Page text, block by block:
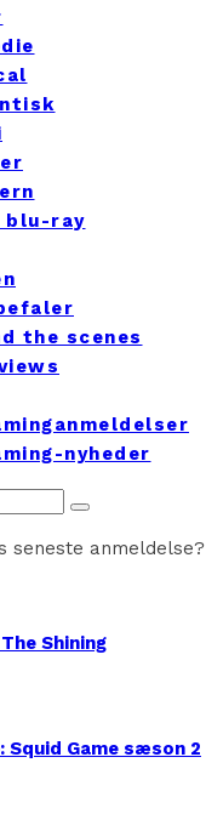
blu-ray
the scenes
nyheder
seneste anmeldelse?
Shining
Squid Game sæson 2